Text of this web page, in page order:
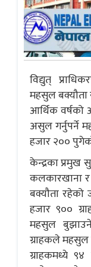
विद्युत्
महसुल बक्यौता
आर्थिक वर्षको
असुल गर्नुपर्ने
हजार २००
केन्द्रका प्रमुख
कलकारखाना र
बक्यौता रहेको
हजार ९००
महसुल
ग्राहकले महसुल
ग्राहकमध्ये ९४